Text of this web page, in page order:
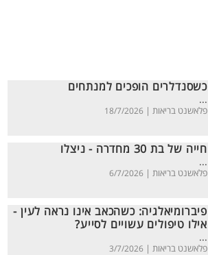
כשסנדלרים הופכים למנתחים
...
פלאשנט בריאות | 18/7/2026
חייה של בת 30 מחדרה - ניצלו
...
פלאשנט בריאות | 6/7/2026
פיברומיאלגיה: כשהכאב אינו נראה לעין -
אילו טיפולים עשויים לסייע?
...
פלאשנט בריאות | 3/7/2026